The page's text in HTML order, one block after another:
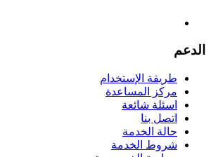
الدعم
طريقة الإستخدام
مركز المساعدة
اسئلة شائعة
اتصل بنا
حالة الخدمة
شروط الخدمة